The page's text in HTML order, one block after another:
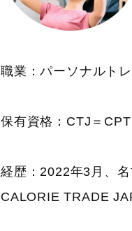
職業：パーソナルト
保有資格：CTJ＝
経歴：2022年3月、
CALORIE TRADE